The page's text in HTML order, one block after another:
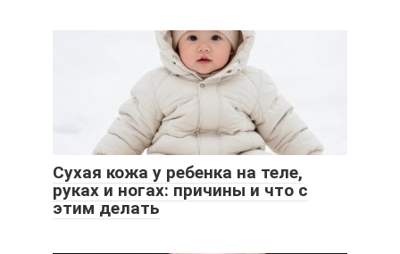
Сухая кожа у ребенка на теле,
руках и ногах: причины и что с
этим делать